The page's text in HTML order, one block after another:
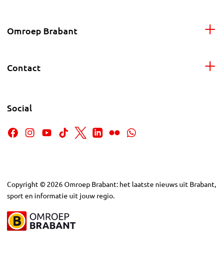
Omroep Brabant
Contact
Social
Copyright © 2026Omroep Brabant: het laatste nieuws uit Brabant,
sport en informatie uit jouw regio.